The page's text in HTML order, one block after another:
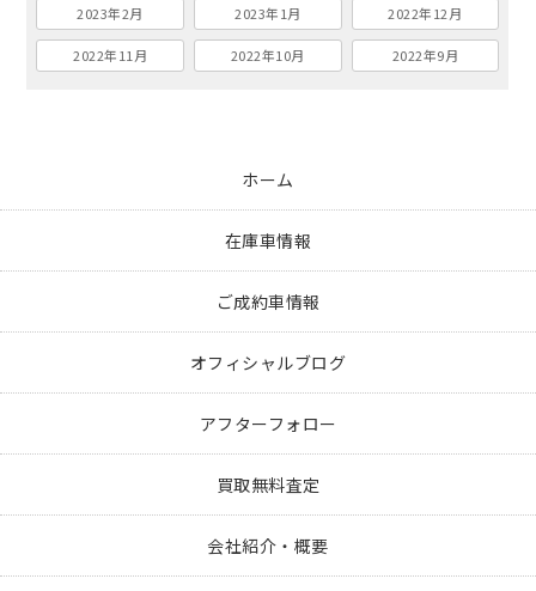
2023年2月 2023年1月 2022年12月
2022年11月 2022年10月 2022年9月
ホーム
在庫車情報
ご成約車情報
オフィシャルブログ
アフターフォロー
買取無料査定
会社紹介・概要